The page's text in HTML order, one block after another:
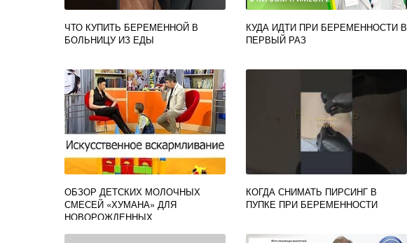
ЧТО КУПИТЬ БЕРЕМЕННОЙ В
БОЛЬНИЦУ ИЗ ЕДЫ
КУДА ИДТИ ПРИ БЕРЕМЕННОСТИ В
ПЕРВЫЙ РАЗ
ОБЗОР ДЕТСКИХ МОЛОЧНЫХ
СМЕСЕЙ «ХУМАНА» ДЛЯ
НОВОРОЖДЕННЫХ
КОГДА СНИМАТЬ ПИРСИНГ В
ПУПКЕ ПРИ БЕРЕМЕННОСТИ